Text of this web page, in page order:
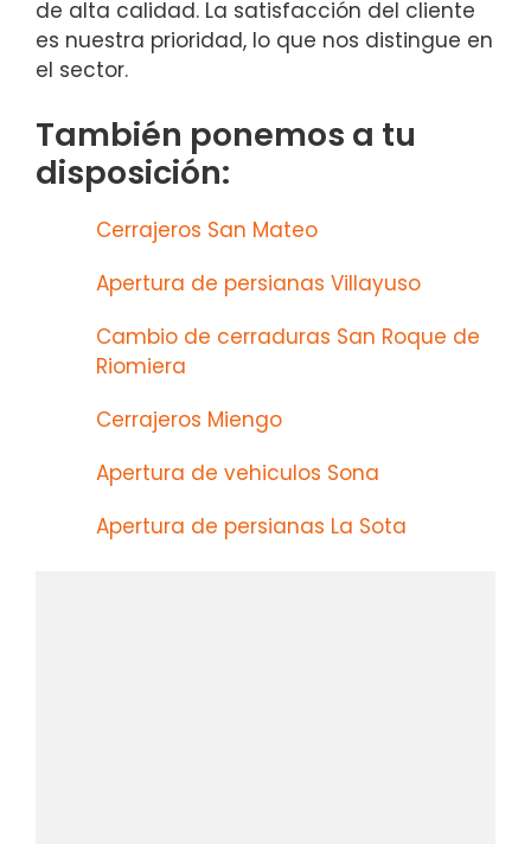
de alta calidad. La satisfacción del cliente
es nuestra prioridad, lo que nos distingue en
el sector.
También ponemos a tu
disposición:
Cerrajeros San Mateo
Apertura de persianas Villayuso
Cambio de cerraduras San Roque de
Riomiera
Cerrajeros Miengo
Apertura de vehiculos Sona
Apertura de persianas La Sota